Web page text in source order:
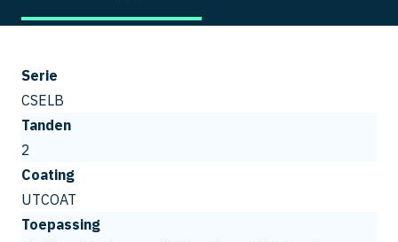
Serie
CSELB
Tanden
2
Coating
UTCOAT
Toepassing